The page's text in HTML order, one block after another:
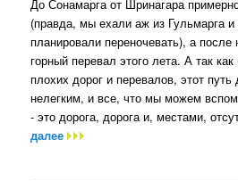
До Сонамарга от Шринагара
(правда, мы ехали аж из Гульмарга
планировали переночевать), а
горный перевал этого лета. А так
плохих дорог и перевалов, этот
нелегким, и все, что мы можем
- это дорога, дорога и, местами,
далее